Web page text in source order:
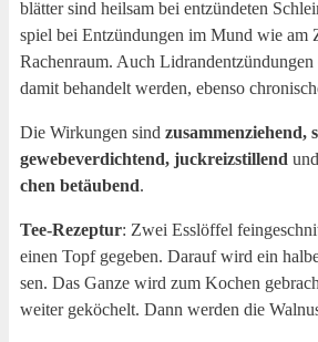
blät­ter sind heil­sam bei ent­zün­de­ten
spiel bei Ent­zün­dun­gen im Mund wie am
Rachen­raum. Auch Lid­rand­ent­zün­dun­gen
damit behan­delt wer­den, eben­so
Die Wir­kun­gen sind zusam­men­zie­hend,
gewe­be­ver­dich­tend, juck­reiz­stil­lend und
chen betäu­bend.
Tee-Rezep­tur: Zwei Ess­löf­fel
einen Topf gege­ben. Dar­auf wird ein
sen. Das Gan­ze wird zum Kochen
wei­ter gekö­chelt. Dann wer­den die